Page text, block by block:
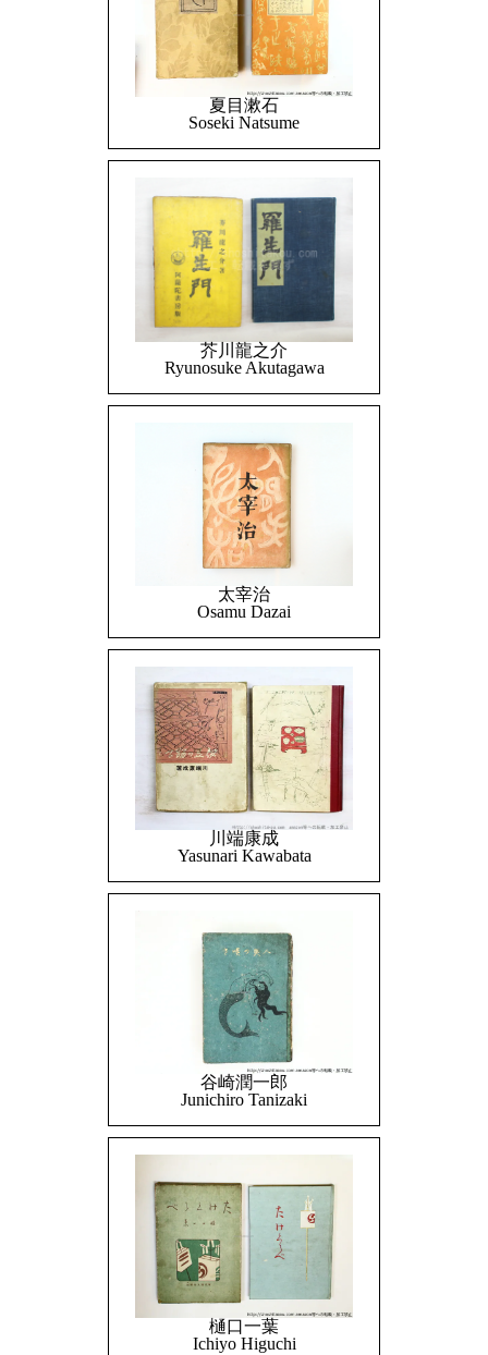
夏目漱石
Soseki Natsume
芥川龍之介
Ryunosuke Akutagawa
太宰治
Osamu Dazai
川端康成
Yasunari Kawabata
谷崎潤一郎
Junichiro Tanizaki
樋口一葉
Ichiyo Higuchi